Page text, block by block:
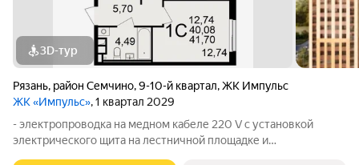
3D-тур
Рязань, район Семчино,9-10-й квартал,ЖК Импульс
ЖК «Импульс», 1 квартал 2029
- электропроводка на медном кабеле 220 V с установкой
электрического щита на лестничной площадке и